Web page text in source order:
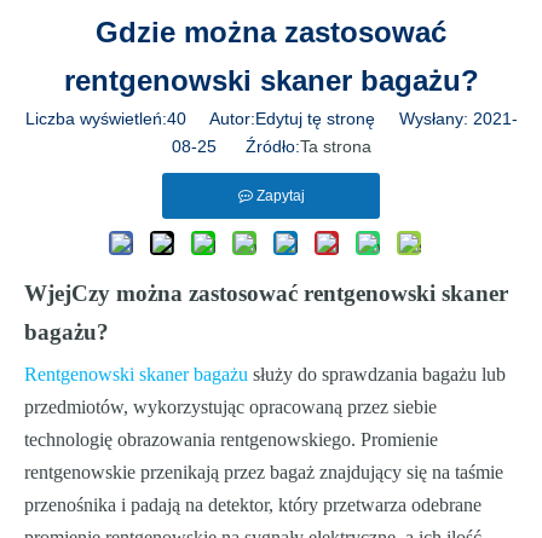
Gdzie można zastosować
rentgenowski skaner bagażu?
Liczba wyświetleń:40Autor:Edytuj tę stronę Wysłany: 2021-
08-25 Źródło:Ta strona
Zapytaj
WjejCzy można zastosować rentgenowski skaner
bagażu?
Rentgenowski skaner bagażu służy do sprawdzania bagażu lub
przedmiotów, wykorzystując opracowaną przez siebie
technologię obrazowania rentgenowskiego. Promienie
rentgenowskie przenikają przez bagaż znajdujący się na taśmie
przenośnika i padają na detektor, który przetwarza odebrane